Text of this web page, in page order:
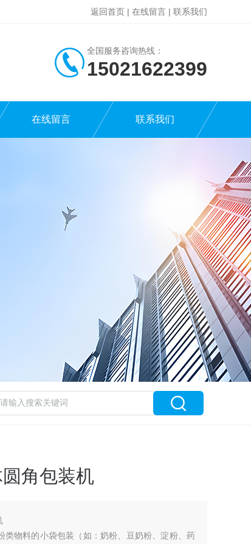
返回首页 | 在线留言 | 联系我们
全国服务咨询热线：
15021622399
在线留言 联系我们
角包装机
物料的小袋包装（如：奶粉、豆奶粉、淀粉、药